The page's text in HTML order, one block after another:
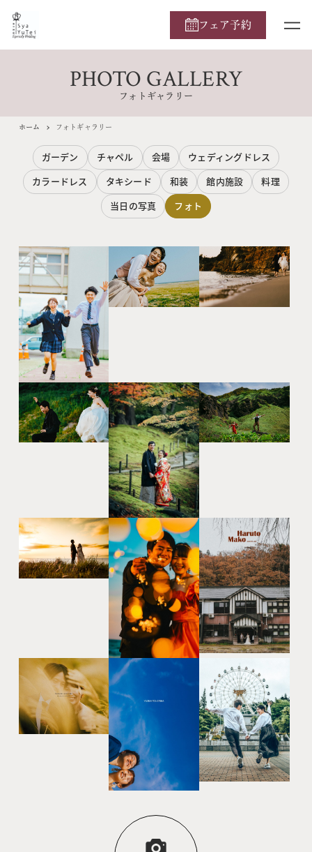
フェア予約
PHOTO GALLERY
フォトギャラリー
ホーム フォトギャラリー
ガーデン チャペル 会場
ウェディングドレス
カラードレス
タキシード 和装 館内施設
料理
当日の写真
フォト